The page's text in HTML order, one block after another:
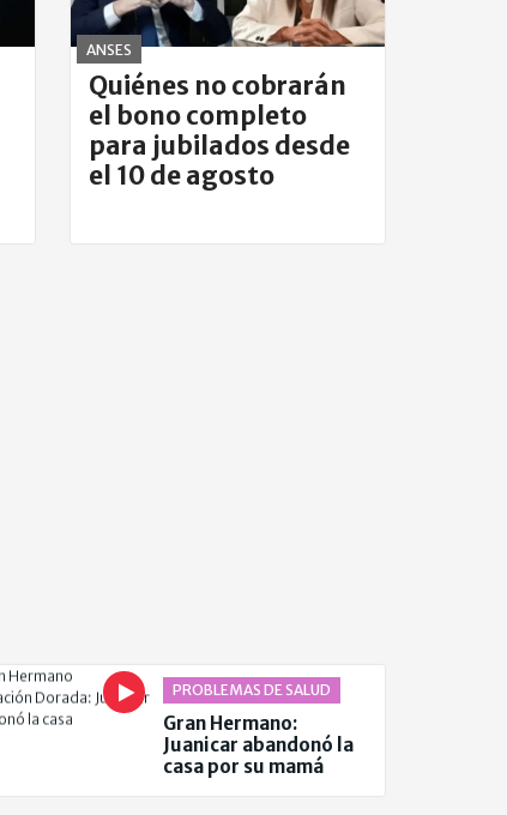
ANSES
Quiénes no cobrarán
el bono completo
para jubilados desde
el 10 de agosto
PROBLEMAS DE SALUD
Gran Hermano:
Juanicar abandonó la
casa por su mamá